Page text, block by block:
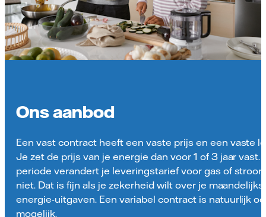
Ons aanbod
Een vast contract heeft een vaste prijs en een vaste
Je zet de prijs van je energie dan voor 1 of 3 jaar vast.
periode verandert je leveringstarief voor gas of
niet. Dat is fijn als je zekerheid wilt over je
energie-uitgaven. Een variabel contract is natuurlijk
mogelijk.